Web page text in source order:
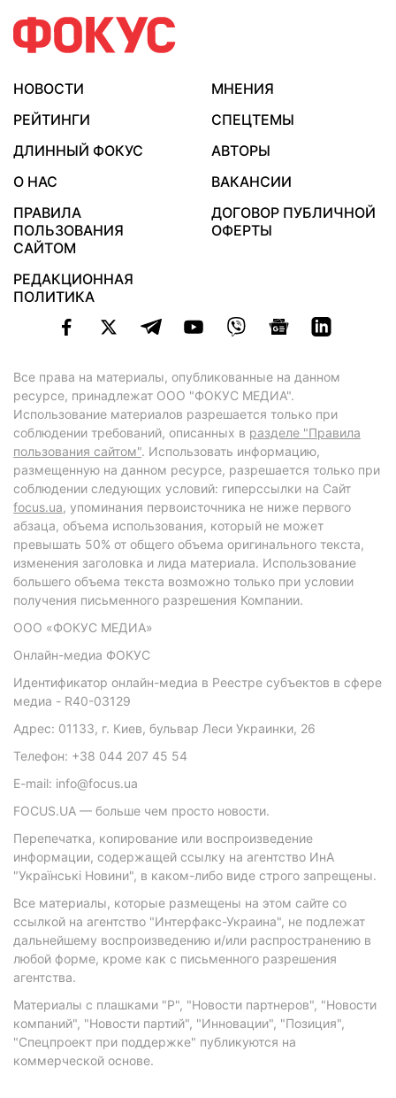
НОВОСТИ
МНЕНИЯ
РЕЙТИНГИ
СПЕЦТЕМЫ
ДЛИННЫЙ ФОКУС
АВТОРЫ
О НАС
ВАКАНСИИ
ПРАВИЛА
ПОЛЬЗОВАНИЯ
САЙТОМ
ДОГОВОР ПУБЛИЧНОЙ
ОФЕРТЫ
РЕДАКЦИОННАЯ
ПОЛИТИКА
Все права на материалы, опубликованные на данном
ресурсе, принадлежат ООО "ФОКУС МЕДИА".
Использование материалов разрешается только при
соблюдении требований, описанных в разделе "Правила
пользования сайтом". Использовать информацию,
размещенную на данном ресурсе, разрешается только при
соблюдении следующих условий: гиперссылки на Сайт
focus.ua, упоминания первоисточника не ниже первого
абзаца, объема использования, который не может
превышать 50% от общего объема оригинального текста,
изменения заголовка и лида материала. Использование
большего объема текста возможно только при условии
получения письменного разрешения Компании.
ООО «ФОКУС МЕДИА»
Онлайн-медиа ФОКУС
Идентификатор онлайн-медиа в Реестре субъектов в сфере
медиа - R40-03129
Адрес: 01133, г. Киев, бульвар Леси Украинки, 26
Телефон: +38 044 207 45 54
E-mail: info@focus.ua
FOCUS.UA — больше чем просто новости.
Перепечатка, копирование или воспроизведение
информации, содержащей ссылку на агентство ИнА
"Українські Новини", в каком-либо виде строго запрещены.
Все материалы, которые размещены на этом сайте со
ссылкой на агентство "Интерфакс-Украина", не подлежат
дальнейшему воспроизведению и/или распространению в
любой форме, кроме как с письменного разрешения
агентства.
Материалы с плашками "Р", "Новости партнеров", "Новости
компаний", "Новости партий", "Инновации", "Позиция",
"Спецпроект при поддержке" публикуются на
коммерческой основе.